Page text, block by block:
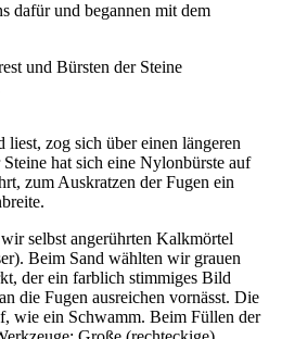
dafür und begannen mit dem
und Bürsten der Steine
liest, zog sich über einen längeren
hat sich eine Nylonbürste auf
zum Auskratzen der Fugen ein
selbst angerührten Kalkmörtel
Beim Sand wählten wir grauen
der ein farblich stimmiges Bild
die Fugen ausreichen vornässt. Die
wie ein Schwamm. Beim Füllen der